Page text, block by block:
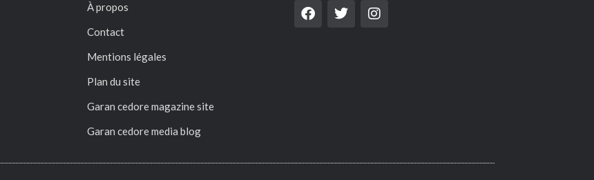
À propos
Contact
Mentions légales
Plan du site
Garan cedore magazine site
Garan cedore media blog